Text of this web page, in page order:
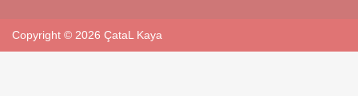
Copyright © 2026 ÇataL Kaya